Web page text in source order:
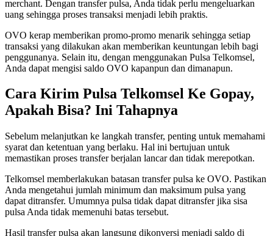
merchant. Dengan transfer pulsa, Anda tidak perlu mengeluarkan
uang sehingga proses transaksi menjadi lebih praktis.
OVO kerap memberikan promo-promo menarik sehingga setiap
transaksi yang dilakukan akan memberikan keuntungan lebih bagi
penggunanya. Selain itu, dengan menggunakan Pulsa Telkomsel,
Anda dapat mengisi saldo OVO kapanpun dan dimanapun.
Cara Kirim Pulsa Telkomsel Ke Gopay,
Apakah Bisa? Ini Tahapnya
Sebelum melanjutkan ke langkah transfer, penting untuk memahami
syarat dan ketentuan yang berlaku. Hal ini bertujuan untuk
memastikan proses transfer berjalan lancar dan tidak merepotkan.
Telkomsel memberlakukan batasan transfer pulsa ke OVO. Pastikan
Anda mengetahui jumlah minimum dan maksimum pulsa yang
dapat ditransfer. Umumnya pulsa tidak dapat ditransfer jika sisa
pulsa Anda tidak memenuhi batas tersebut.
Hasil transfer pulsa akan langsung dikonversi menjadi saldo di